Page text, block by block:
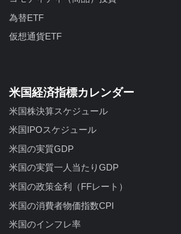
為替ETF
仮想通貨ETF
米国経済指標カレンダー
米国株決算スケジュール
米国IPOスケジュール
米国の実質GDP
米国の実質一人当たりGDP
米国の政策金利（FFレート）
米国の消費者物価指数CPI
米国のインフレ率